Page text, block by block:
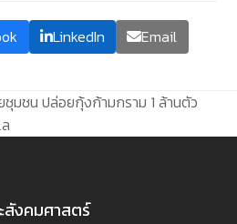
LinkedIn Email
มชน ปล่อยกุ้งก้ามกราม 1 ล้านตัว
งคมศาสตร์